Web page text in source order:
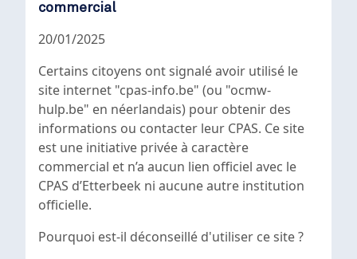
commercial
20/01/2025
Certains citoyens ont signalé avoir utilisé le
site internet "cpas-info.be" (ou "ocmw-
hulp.be" en néerlandais) pour obtenir des
informations ou contacter leur CPAS. Ce site
est une initiative privée à caractère
commercial et n’a aucun lien officiel avec le
CPAS d’Etterbeek ni aucune autre institution
officielle.
Pourquoi est-il déconseillé d'utiliser ce site ?